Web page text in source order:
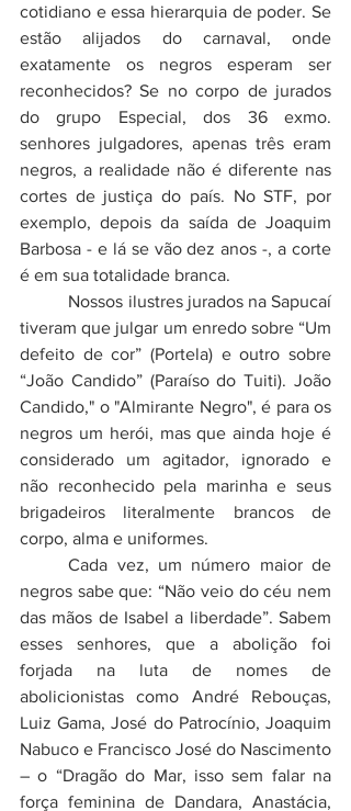
cotidiano e essa hierarquia de poder. Se
estão alijados do carnaval, onde
exatamente os negros esperam ser
reconhecidos? Se no corpo de jurados
do grupo Especial, dos 36 exmo.
senhores julgadores, apenas três eram
negros, a realidade não é diferente nas
cortes de justiça do país. No STF, por
exemplo, depois da saída de Joaquim
Barbosa - e lá se vão dez anos -, a corte
é em sua totalidade branca.
Nossos ilustres jurados na Sapucaí
tiveram que julgar um enredo sobre “Um
defeito de cor” (Portela) e outro sobre
“João Candido” (Paraíso do Tuiti). João
Candido," o "Almirante Negro", é para os
negros um herói, mas que ainda hoje é
considerado um agitador, ignorado e
não reconhecido pela marinha e seus
brigadeiros literalmente brancos de
corpo, alma e uniformes.
	Cada vez, um número maior de
negros sabe que: “Não veio do céu nem
das mãos de Isabel a liberdade”. Sabem
esses senhores, que a abolição foi
forjada na luta de nomes de
Luiz Gama, José do Patrocínio, Joaquim
Nabuco e Francisco José do Nascimento
– o “Dragão do Mar, isso sem falar na
força feminina de Dandara, Anastácia,